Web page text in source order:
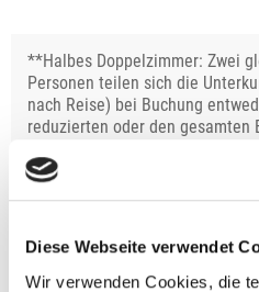
Diese Webseite verwendet
Wir verwenden Cookies, die
**Halbes Doppelzimmer: Zwei
Personen teilen sich die
nach Reise) bei Buchung
reduzierten oder den gesamten
Zuschlag zurück.